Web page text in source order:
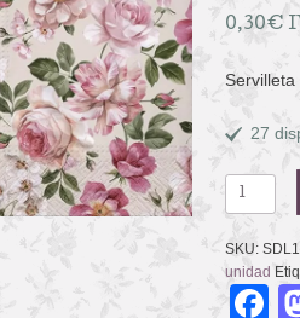
0,30€
27
ROSES
GLORY
CREAM
cantidad
SKU:
unidad